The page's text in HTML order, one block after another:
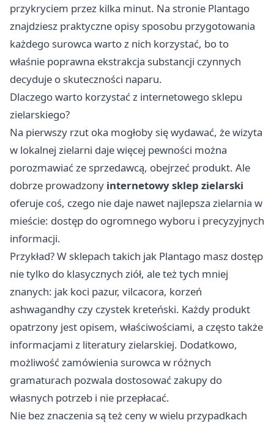
przykryciem przez kilka minut. Na stronie Plantago
znajdziesz praktyczne opisy sposobu przygotowania
każdego surowca warto z nich korzystać, bo to
właśnie poprawna ekstrakcja substancji czynnych
decyduje o skuteczności naparu.
Dlaczego warto korzystać z internetowego sklepu
zielarskiego?
Na pierwszy rzut oka mogłoby się wydawać, że wizyta
w lokalnej zielarni daje więcej pewności można
porozmawiać ze sprzedawcą, obejrzeć produkt. Ale
dobrze prowadzony internetowy sklep zielarski
oferuje coś, czego nie daje nawet najlepsza zielarnia w
mieście: dostęp do ogromnego wyboru i precyzyjnych
informacji.
Przykład? W sklepach takich jak Plantago masz dostęp
nie tylko do klasycznych ziół, ale też tych mniej
znanych: jak koci pazur, vilcacora, korzeń
ashwagandhy czy czystek kreteński. Każdy produkt
opatrzony jest opisem, właściwościami, a często także
informacjami z literatury zielarskiej. Dodatkowo,
możliwość zamówienia surowca w różnych
gramaturach pozwala dostosować zakupy do
własnych potrzeb i nie przepłacać.
Nie bez znaczenia są też ceny w wielu przypadkach